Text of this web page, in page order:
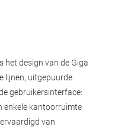
het design van de Giga
lijnen, uitgepuurde
gebruikersinterface:
enkele kantoorruimte
van